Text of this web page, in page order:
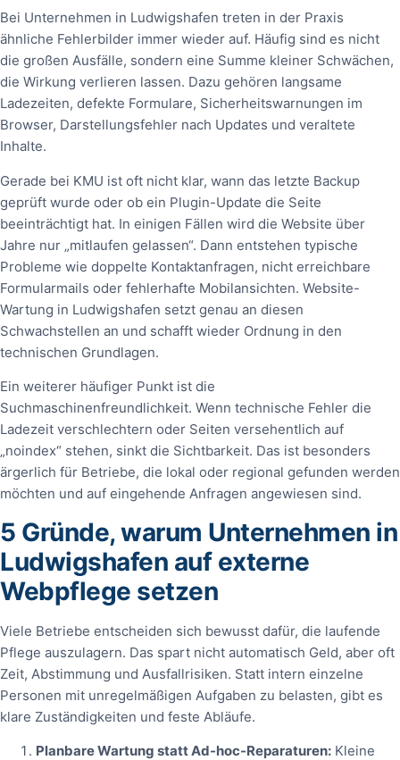
Bei Unternehmen in Ludwigshafen treten in der Praxis
ähnliche Fehlerbilder immer wieder auf. Häufig sind es nicht
die großen Ausfälle, sondern eine Summe kleiner Schwächen,
die Wirkung verlieren lassen. Dazu gehören langsame
Ladezeiten, defekte Formulare, Sicherheitswarnungen im
Browser, Darstellungsfehler nach Updates und veraltete
Inhalte.
Gerade bei KMU ist oft nicht klar, wann das letzte Backup
geprüft wurde oder ob ein Plugin-Update die Seite
beeinträchtigt hat. In einigen Fällen wird die Website über
Jahre nur „mitlaufen gelassen“. Dann entstehen typische
Probleme wie doppelte Kontaktanfragen, nicht erreichbare
Formularmails oder fehlerhafte Mobilansichten. Website-
Wartung in Ludwigshafen setzt genau an diesen
Schwachstellen an und schafft wieder Ordnung in den
technischen Grundlagen.
Ein weiterer häufiger Punkt ist die
Suchmaschinenfreundlichkeit. Wenn technische Fehler die
Ladezeit verschlechtern oder Seiten versehentlich auf
„noindex“ stehen, sinkt die Sichtbarkeit. Das ist besonders
ärgerlich für Betriebe, die lokal oder regional gefunden werden
möchten und auf eingehende Anfragen angewiesen sind.
5 Gründe, warum Unternehmen in
Ludwigshafen auf externe
Webpflege setzen
Viele Betriebe entscheiden sich bewusst dafür, die laufende
Pflege auszulagern. Das spart nicht automatisch Geld, aber oft
Zeit, Abstimmung und Ausfallrisiken. Statt intern einzelne
Personen mit unregelmäßigen Aufgaben zu belasten, gibt es
klare Zuständigkeiten und feste Abläufe.
Planbare Wartung statt Ad-hoc-Reparaturen: Kleine